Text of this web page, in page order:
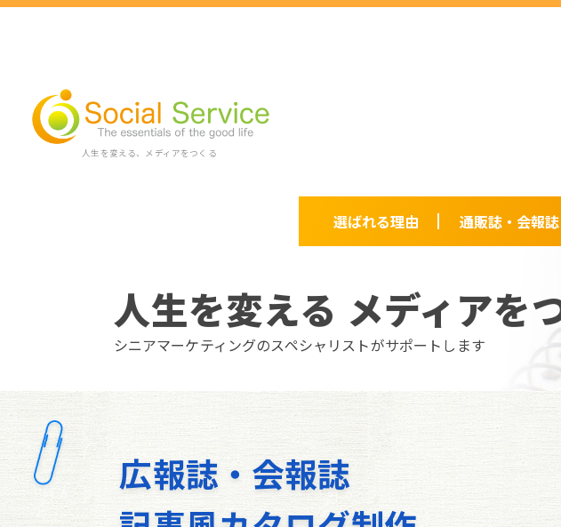
人生を変える、メディアをつくる
選ばれる理由 通販誌・会報誌
人生を変える メディアを
シニアマーケティングのスペシャリストがサポートします
広報誌・会報誌